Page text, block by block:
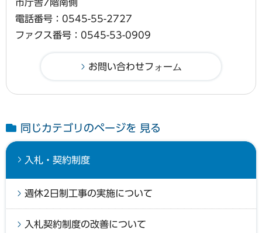
市庁舎7階南側
電話番号：0545-55-2727
ファクス番号：0545-53-0909
同じカテゴリのページを 見る
入札・契約制度
週休2日制工事の実施について
入札契約制度の改善について